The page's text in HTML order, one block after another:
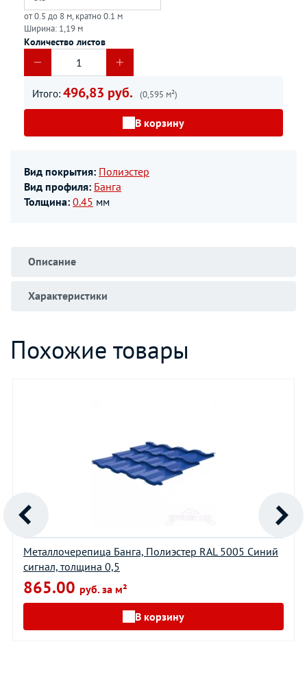
от 0.5 до 8 м, кратно 0.1 м
Ширина: 1,19 м
Количество листов
Итого: 496,83 руб. (0,595 м²)
В корзину
Вид покрытия: Полиэстер
Вид профиля: Банга
Толщина: 0.45 мм
Описание
Характеристики
Похожие товары
Металлочерепица Банга, Полиэстер RAL 5005 Синий
сигнал, толщина 0,5
865.00 руб. за м²
В корзину